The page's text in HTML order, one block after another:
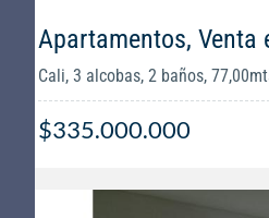
Apartamentos, Venta
Cali, 3 alcobas, 2 baños,
$335.000.000